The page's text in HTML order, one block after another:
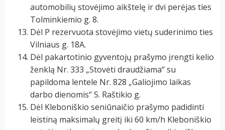
automobilių stovėjimo aikštelę ir dvi perėjas ties
Tolminkiemio g. 8.
Dėl P rezervuota stovėjimo vietų suderinimo ties
Vilniaus g. 18A.
Dėl pakartotinio gyventojų prašymo įrengti kelio
ženklą Nr. 333 „Stovėti draudžiama“ su
papildoma lentele Nr. 828 „Galiojimo laikas
darbo dienomis“ S. Raštikio g.
Dėl Kleboniškio seniūnaičio prašymo padidinti
leistiną maksimalų greitį iki 60 km/h Kleboniškio